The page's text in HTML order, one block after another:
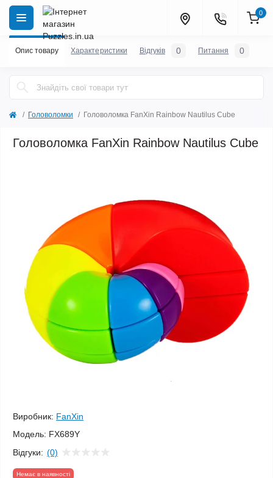
0
Головоломки Головоломка FanXin Rainbow Nautilus Cube
Головоломка FanXin Rainbow Nautilus Cube
Виробник: FanXin
Модель: FX689Y
Відгуки: (0)
Немає в наявності
Опис товару Характеристики Відгуків 0 Питання 0